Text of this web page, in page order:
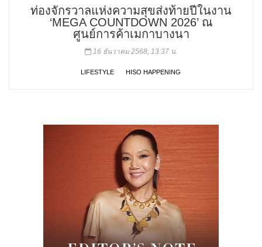
ท่องจักรวาลแห่งความสุขส่งท้ายปีในงาน
‘MEGA COUNTDOWN 2026’ ณ
ศูนย์การค้าเมกาบางนา
16 ธันวาคม 2568, 13:37 น.
LIFESTYLE HISO HAPPENING